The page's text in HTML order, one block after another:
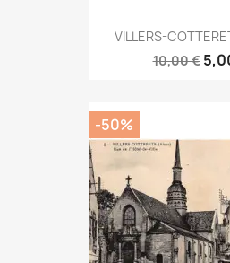
VILLERS-
10,00 €
-50%